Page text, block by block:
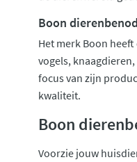
Boon
Het merk Boon
vogels,
focus van zijn
kwaliteit.
Boon
Voorzie jouw